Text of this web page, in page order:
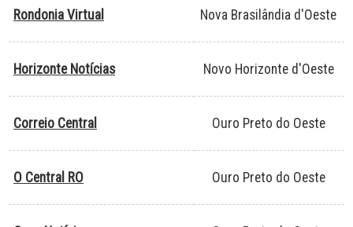
Rondonia Virtual Nova Brasilândia d'Oeste
Horizonte Notícias Novo Horizonte d'Oeste
Correio Central Ouro Preto do Oeste
O Central RO Ouro Preto do Oeste